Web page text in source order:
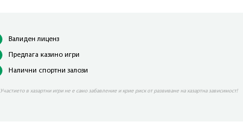
Валиден лиценз
Предлага казино игри
Налични спортни залози
Участието в хазартни игри не е само забавление и крие риск от развиване на хазартна зависимост!